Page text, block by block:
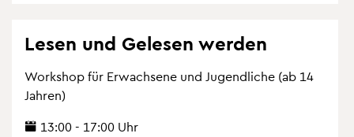
Lesen und Ge­le­sen wer­den
Work­shop für Er­wach­se­ne und Ju­gend­li­che (ab 14
Jah­ren)
13:00 - 17:00 Uhr